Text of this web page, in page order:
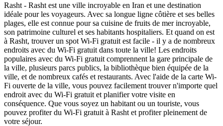
Rasht - Rasht est une ville incroyable en Iran et une destination
idéale pour les voyageurs. Avec sa longue ligne côtière et ses belles
plages, elle est connue pour sa cuisine de fruits de mer incroyable,
son patrimoine culturel et ses habitants hospitaliers. Et quand on est
à Rasht, trouver un spot Wi-Fi gratuit est facile - il y a de nombreux
endroits avec du Wi-Fi gratuit dans toute la ville! Les endroits
populaires avec du Wi-Fi gratuit comprennent la gare principale de
la ville, plusieurs parcs publics, la bibliothèque bien équipée de la
ville, et de nombreux cafés et restaurants. Avec l'aide de la carte Wi-
Fi ouverte de la ville, vous pouvez facilement trouver n'importe quel
endroit avec du Wi-Fi gratuit et planifier votre visite en
conséquence. Que vous soyez un habitant ou un touriste, vous
pouvez profiter du Wi-Fi gratuit à Rasht et profiter pleinement de
votre séjour.